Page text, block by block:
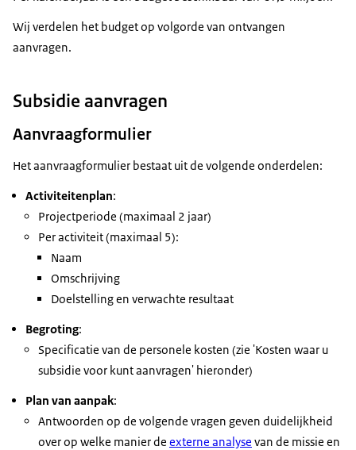
Wij verdelen het budget op volgorde van ontvangen
aanvragen.
Subsidie aanvragen
Aanvraagformulier
Het aanvraagformulier bestaat uit de volgende onderdelen:
Activiteitenplan:
Projectperiode (maximaal 2 jaar)
Per activiteit (maximaal 5):
Naam
Omschrijving
Doelstelling en verwachte resultaat
Begroting:
Specificatie van de personele kosten (zie 'Kosten waar u
subsidie voor kunt aanvragen' hieronder)
Plan van aanpak:
Antwoorden op de volgende vragen geven duidelijkheid
over op welke manier de externe analyse van de missie en